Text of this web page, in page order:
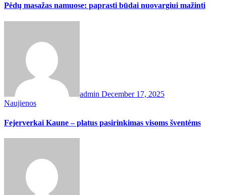
Pėdų masažas namuose: paprasti būdai nuovargiui mažinti
admin December 17, 2025
Naujienos
Fejerverkai Kaune – platus pasirinkimas visoms šventėms